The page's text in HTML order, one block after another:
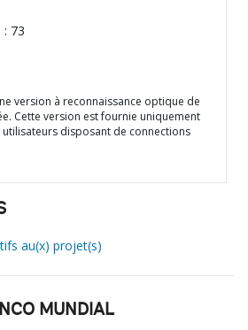
73
version à reconnaissance optique de
Cette version est fournie uniquement
disposant de connections
au(x) projet(s)
MUNDIAL